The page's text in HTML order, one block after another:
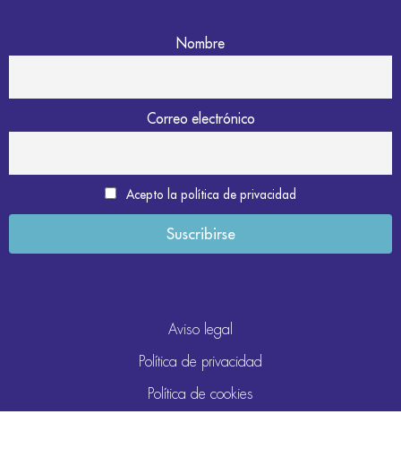
Nombre
Correo electrónico
Acepto la política de privacidad
Aviso legal
Política de privacidad
Política de cookies